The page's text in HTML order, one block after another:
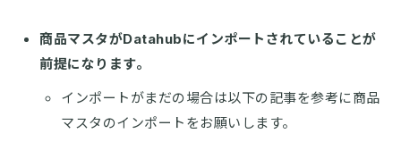
商品マスタがDatahubにインポートされていることが
前提になります。
インポートがまだの場合は以下の記事を参考に商品
マスタのインポートをお願いします。